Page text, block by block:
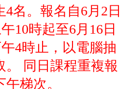
4名。報名自6月2日
10時起至6月16日
4時止，以電腦抽
。 同日課程重複報
午梯次。